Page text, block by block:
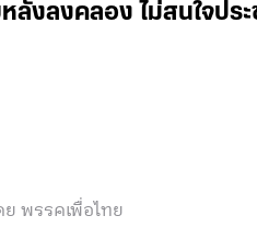
ลังลงคลอง ไม่สนใจประ
ย พรรคเพื่อไทย